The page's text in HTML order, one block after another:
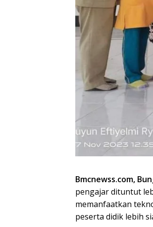
Bmcnewss.com,
pengajar dituntut
memanfaatkan
peserta didik lebih